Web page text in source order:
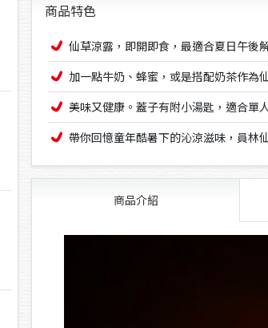
商品特色
仙草涼露，即開即食，最適合夏日午後
加一點牛奶、蜂蜜，或是搭配奶茶作為
美味又健康。蓋子有附小湯匙，適合單
帶你回憶童年酷暑下的沁涼滋味，員林
商品介紹